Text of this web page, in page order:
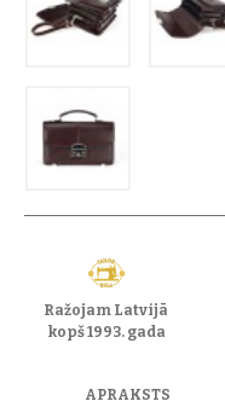
Ražojam Latvijā
kopš 1993. gada
APRAKSTS